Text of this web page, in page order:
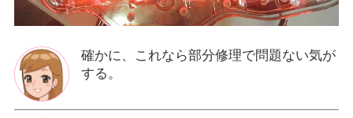
確かに、これなら部分修理で問題ない気が
する。